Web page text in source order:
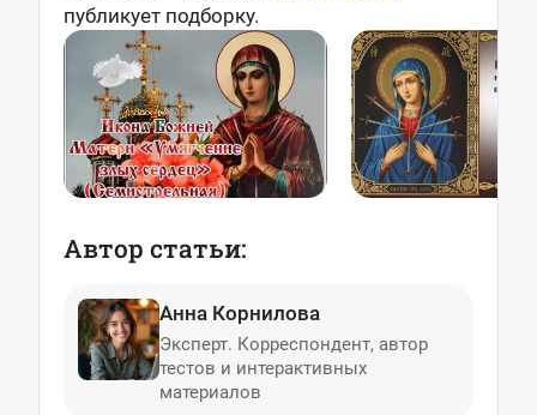
публикует подборку.
Автор статьи:
Анна Корнилова
Эксперт. Корреспондент, автор
тестов и интерактивных
материалов